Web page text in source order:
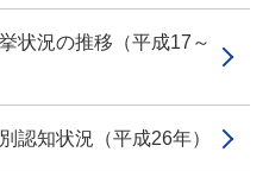
状況の推移（平成17～
知状況（平成26年）